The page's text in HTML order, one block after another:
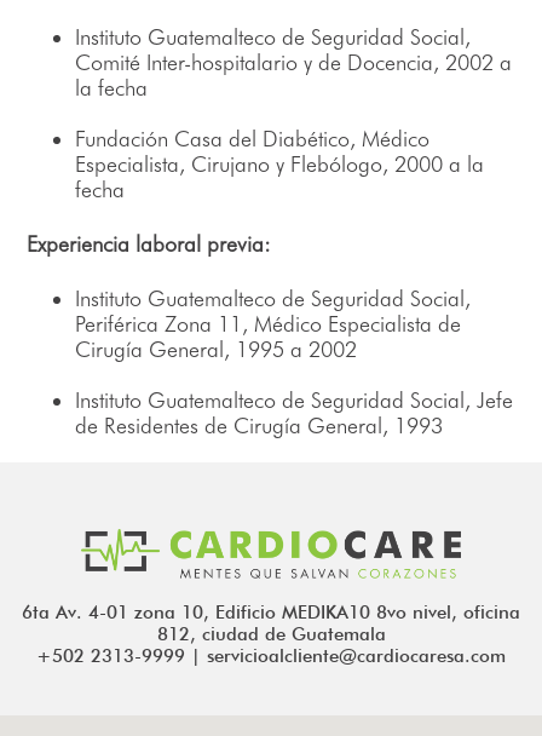
Instituto Guatemalteco de Seguridad Social,
Comité Inter-hospitalario y de Docencia, 2002 a
la fecha
Fundación Casa del Diabético, Médico
Especialista, Cirujano y Flebólogo, 2000 a la
fecha
Experiencia laboral previa:
Instituto Guatemalteco de Seguridad Social,
Periférica Zona 11, Médico Especialista de
Cirugía General, 1995 a 2002
Instituto Guatemalteco de Seguridad Social, Jefe
de Residentes de Cirugía General, 1993
6ta Av. 4-01 zona 10, Edificio MEDIKA10 8vo nivel, oficina
812, ciudad de Guatemala
+502 2313-9999 | servicioalcliente@cardiocaresa.com